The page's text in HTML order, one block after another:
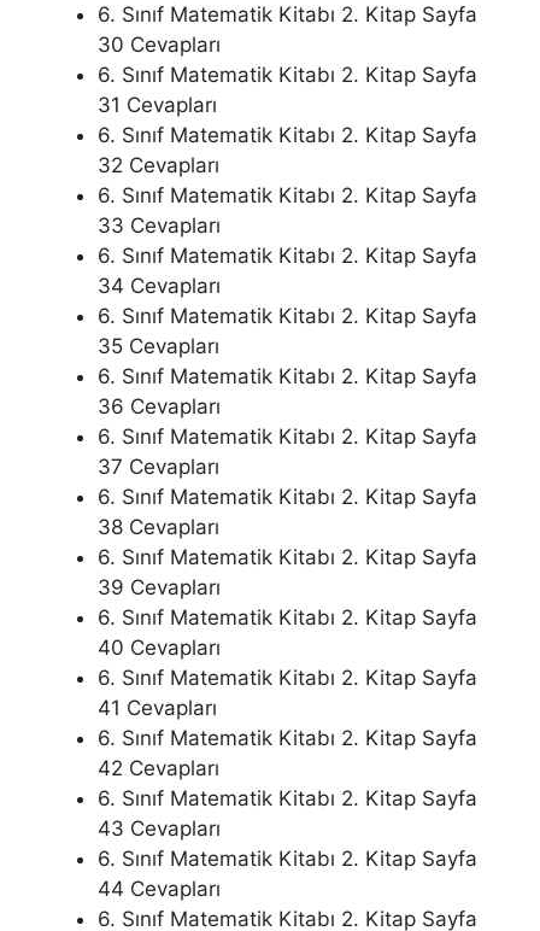
6. Sınıf Matematik Kitabı 2. Kitap Sayfa
30 Cevapları
6. Sınıf Matematik Kitabı 2. Kitap Sayfa
31 Cevapları
6. Sınıf Matematik Kitabı 2. Kitap Sayfa
32 Cevapları
6. Sınıf Matematik Kitabı 2. Kitap Sayfa
33 Cevapları
6. Sınıf Matematik Kitabı 2. Kitap Sayfa
34 Cevapları
6. Sınıf Matematik Kitabı 2. Kitap Sayfa
35 Cevapları
6. Sınıf Matematik Kitabı 2. Kitap Sayfa
36 Cevapları
6. Sınıf Matematik Kitabı 2. Kitap Sayfa
37 Cevapları
6. Sınıf Matematik Kitabı 2. Kitap Sayfa
38 Cevapları
6. Sınıf Matematik Kitabı 2. Kitap Sayfa
39 Cevapları
6. Sınıf Matematik Kitabı 2. Kitap Sayfa
40 Cevapları
6. Sınıf Matematik Kitabı 2. Kitap Sayfa
41 Cevapları
6. Sınıf Matematik Kitabı 2. Kitap Sayfa
42 Cevapları
6. Sınıf Matematik Kitabı 2. Kitap Sayfa
43 Cevapları
6. Sınıf Matematik Kitabı 2. Kitap Sayfa
44 Cevapları
6. Sınıf Matematik Kitabı 2. Kitap Sayfa